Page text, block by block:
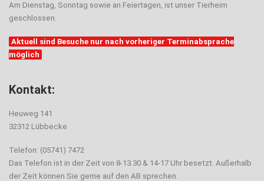
Am Dienstag, Sonntag sowie an Feiertagen, ist unser Tierheim
geschlossen.
Aktuell sind Besuche nur nach vorheriger Terminabsprache
möglich
Kontakt:
Heuweg 141
32312 Lübbecke
Telefon: (05741) 7472
Das Telefon ist in der Zeit von 8-13.30 & 14-17 Uhr besetzt. Außerhalb
der Zeit können Sie gerne auf den AB sprechen.